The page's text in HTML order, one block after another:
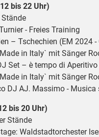
bis 22 Uhr)
- Freies Training
– Tschechien (EM 2024 -
in Italy` mit Sänger
Set – è tempo di Aperitivo
in Italy` mit Sänger
DJ AJ. Massimo - Musica
bis 20 Uhr)
Stände
Waldstadtorchester